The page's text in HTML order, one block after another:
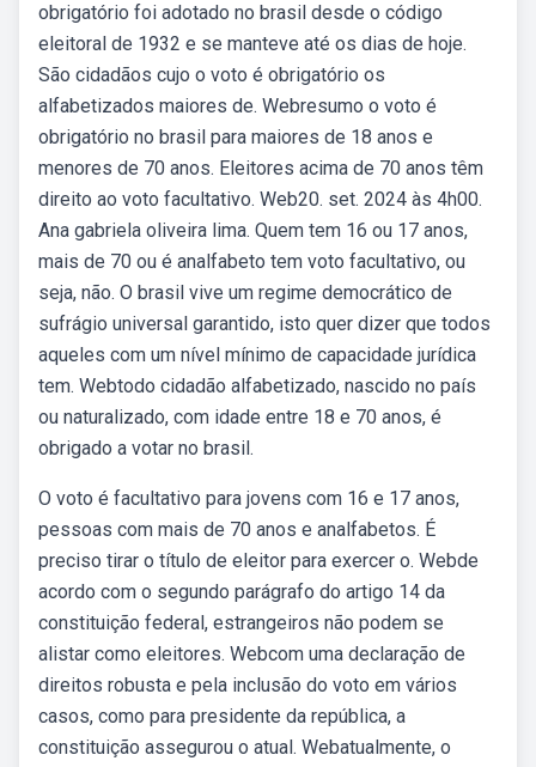
obrigatório foi adotado no brasil desde o código
eleitoral de 1932 e se manteve até os dias de hoje.
São cidadãos cujo o voto é obrigatório os
alfabetizados maiores de. Webresumo o voto é
obrigatório no brasil para maiores de 18 anos e
menores de 70 anos. Eleitores acima de 70 anos têm
direito ao voto facultativo. Web20. set. 2024 às 4h00.
Ana gabriela oliveira lima. Quem tem 16 ou 17 anos,
mais de 70 ou é analfabeto tem voto facultativo, ou
seja, não. O brasil vive um regime democrático de
sufrágio universal garantido, isto quer dizer que todos
aqueles com um nível mínimo de capacidade jurídica
tem. Webtodo cidadão alfabetizado, nascido no país
ou naturalizado, com idade entre 18 e 70 anos, é
obrigado a votar no brasil.
O voto é facultativo para jovens com 16 e 17 anos,
pessoas com mais de 70 anos e analfabetos. É
preciso tirar o título de eleitor para exercer o. Webde
acordo com o segundo parágrafo do artigo 14 da
constituição federal, estrangeiros não podem se
alistar como eleitores. Webcom uma declaração de
direitos robusta e pela inclusão do voto em vários
casos, como para presidente da república, a
constituição assegurou o atual. Webatualmente, o